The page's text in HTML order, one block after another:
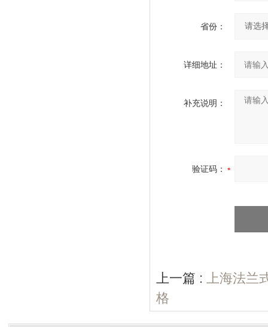
省份：
详细地址：
补充说明：
验证码：
上一篇 : 上海法兰
格